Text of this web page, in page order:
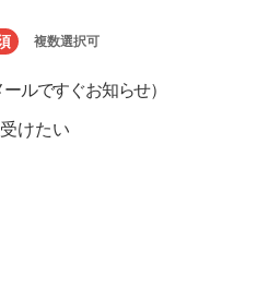
複数選択可
ルですぐお知らせ）
けたい